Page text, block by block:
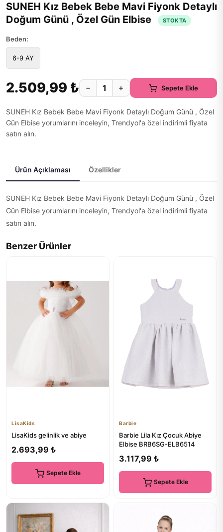
SUNEH Kız Bebek Bebe Mavi Fiyonk Detaylı
Doğum Günü , Özel Gün Elbise
STOKTA
Beden:
6-9 AY
2.509,99 ₺ − + Sepete Ekle
SUNEH Kız Bebek Bebe Mavi Fiyonk Detaylı Doğum Günü , Özel
Gün Elbise yorumlarını inceleyin, Trendyol'a özel indirimli fiyata
satın alın.
Ürün Açıklaması Özellikler
SUNEH Kız Bebek Bebe Mavi Fiyonk Detaylı Doğum Günü , Özel
Gün Elbise yorumlarını inceleyin, Trendyol'a özel indirimli fiyata
satın alın.
Benzer Ürünler
LisaKids
LisaKids gelinlik ve abiye
2.693,99 ₺
Sepete Ekle
Barbie
Barbie Lila Kız Çocuk Abiye
Elbise BRB6SG-ELB6514
3.117,99 ₺
Sepete Ekle